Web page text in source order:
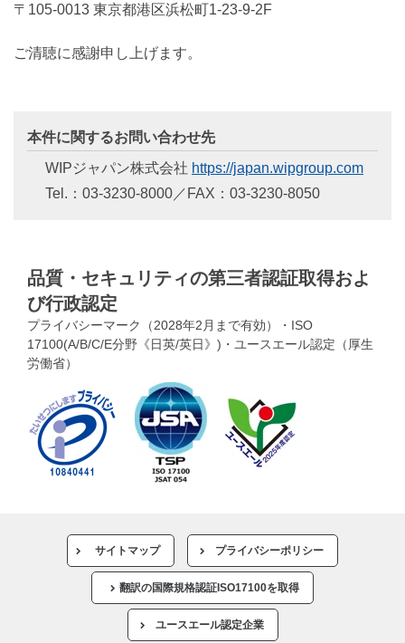
〒105-0013 東京都港区浜松町1-23-9-2F
ご清聴に感謝申し上げます。
本件に関するお問い合わせ先
WIPジャパン株式会社 https://japan.wipgroup.com
Tel.：03-3230-8000／FAX：03-3230-8050
品質・セキュリティの第三者認証取得およ
び行政認定
プライバシーマーク（2028年2月まで有効）・ISO
17100(A/B/C/E分野《日英/英日》)・ユースエール認定（厚生
労働省）
サイトマップ プライバシーポリシー
翻訳の国際規格認証ISO17100を取得
ユースエール認定企業